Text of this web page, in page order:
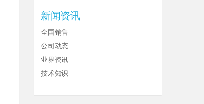
新闻资讯
全国销售
公司动态
业界资讯
技术知识